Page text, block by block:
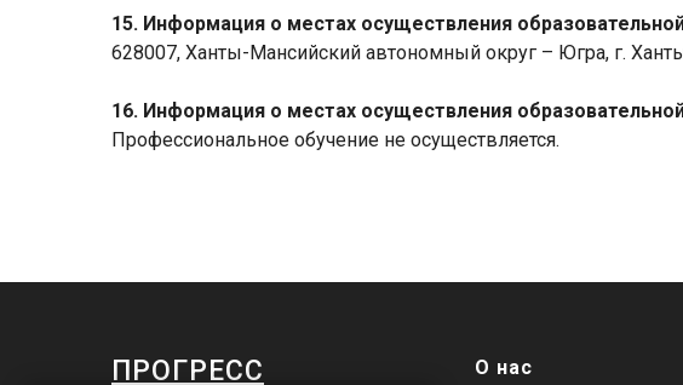
15. Информация о местах осуществления
628007, Ханты-Мансийский автономный округ – Югра, г.
16. Информация о местах осуществления
Профессиональное обучение не осуществляется.
ПРОГРЕСС О нас